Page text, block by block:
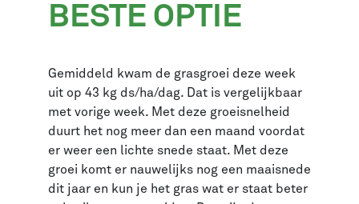
BESTE OPTIE
Gemiddeld kwam de grasgroei deze week
uit op 43 kg ds/ha/dag. Dat is vergelijkbaar
met vorige week. Met deze groeisnelheid
duurt het nog meer dan een maand voordat
er weer een lichte snede staat. Met deze
groei komt er nauwelijks nog een maaisnede
dit jaar en kun je het gras wat er staat beter